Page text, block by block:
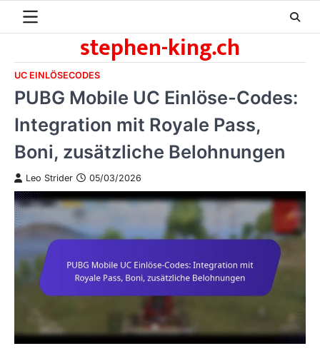
stephen-king.ch
UC EINLÖSECODES
PUBG Mobile UC Einlöse-Codes:
Integration mit Royale Pass,
Boni, zusätzliche Belohnungen
Leo Strider 05/03/2026